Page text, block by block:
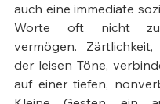
auch eine immediate
Worte oft nicht zu
vermögen.
der leisen Töne,
auf einer tiefen,